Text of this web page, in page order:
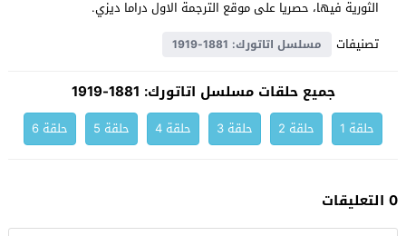
الثورية فيها، حصريا على موقع الترجمة الاول دراما ديزي.
تصنيفات
مسلسل اتاتورك: 1881-1919
جميع حلقات مسلسل اتاتورك: 1881-1919
حلقة 1 حلقة 2 حلقة 3 حلقة 4 حلقة 5 حلقة 6
0 التعليقات